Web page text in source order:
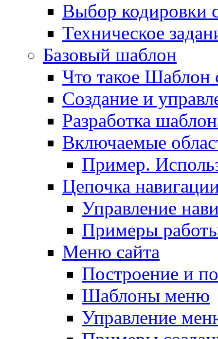
Выбор кодировки
Техническое
Базовый шаблон
Что такое Шаблон
Создание и
Разработка
Включаемые
Пример.
Цепочка
Управление
Примеры
Меню сайта
Построение и
Шаблоны меню
Управление